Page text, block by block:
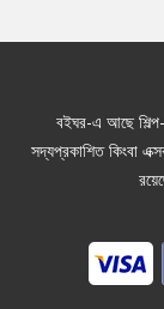
বইঘর-এ আছে শিল্প-
সদ্যপ্রকাশিত কিংবা